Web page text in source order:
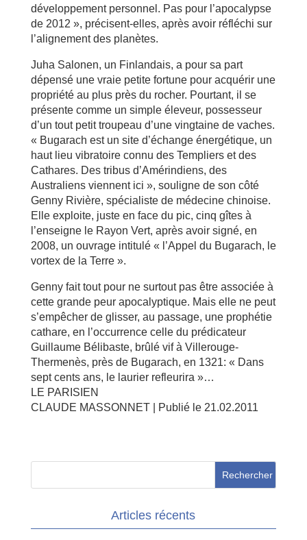
développement personnel. Pas pour l’apocalypse
de 2012 », précisent-elles, après avoir réfléchi sur
l’alignement des planètes.
Juha Salonen, un Finlandais, a pour sa part
dépensé une vraie petite fortune pour acquérir une
propriété au plus près du rocher. Pourtant, il se
présente comme un simple éleveur, possesseur
d’un tout petit troupeau d’une vingtaine de vaches.
« Bugarach est un site d’échange énergétique, un
haut lieu vibratoire connu des Templiers et des
Cathares. Des tribus d’Amérindiens, des
Australiens viennent ici », souligne de son côté
Genny Rivière, spécialiste de médecine chinoise.
Elle exploite, juste en face du pic, cinq gîtes à
l’enseigne le Rayon Vert, après avoir signé, en
2008, un ouvrage intitulé « l’Appel du Bugarach, le
vortex de la Terre ».
Genny fait tout pour ne surtout pas être associée à
cette grande peur apocalyptique. Mais elle ne peut
s’empêcher de glisser, au passage, une prophétie
cathare, en l’occurrence celle du prédicateur
Guillaume Bélibaste, brûlé vif à Villerouge-
Thermenès, près de Bugarach, en 1321: « Dans
sept cents ans, le laurier refleurira »…
LE PARISIEN
CLAUDE MASSONNET | Publié le 21.02.2011
Articles récents